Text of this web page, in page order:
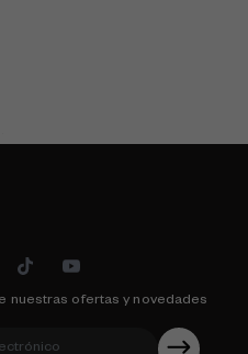
nuestras ofertas y novedades